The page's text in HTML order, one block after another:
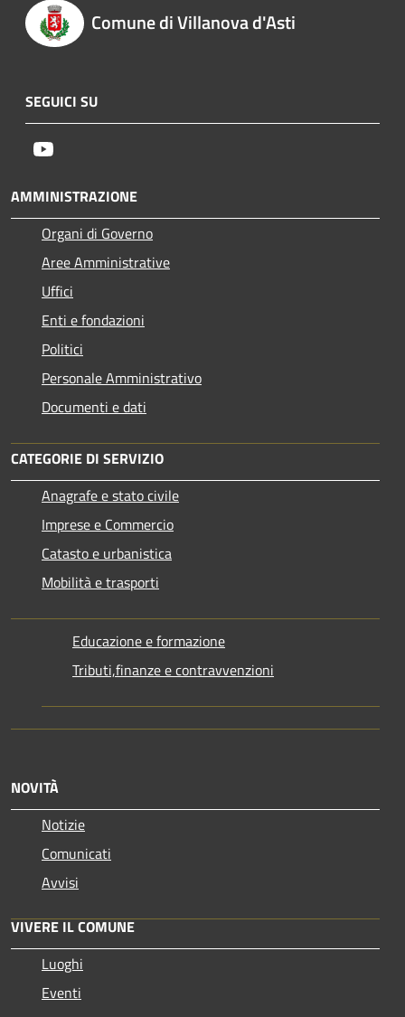
Comune di Villanova d'Asti
SEGUICI SU
AMMINISTRAZIONE
Organi di Governo
Aree Amministrative
Uffici
Enti e fondazioni
Politici
Personale Amministrativo
Documenti e dati
CATEGORIE DI SERVIZIO
Anagrafe e stato civile
Imprese e Commercio
Catasto e urbanistica
Mobilità e trasporti
Educazione e formazione
Tributi,finanze e contravvenzioni
NOVITÀ
Notizie
Comunicati
Avvisi
VIVERE IL COMUNE
Luoghi
Eventi